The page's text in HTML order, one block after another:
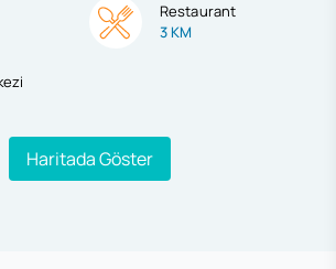
Restaurant
3 KM
Haritada Göster